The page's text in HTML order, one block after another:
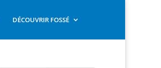
DÉCOUVRIR FOSSÉ